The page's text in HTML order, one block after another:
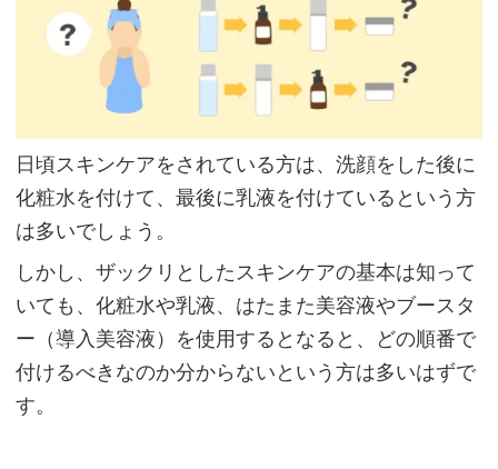
日頃スキンケアをされている方は、洗顔をした後に
化粧水を付けて、最後に乳液を付けているという方
は多いでしょう。
しかし、ザックリとしたスキンケアの基本は知って
いても、化粧水や乳液、はたまた美容液やブースタ
ー（導入美容液）を使用するとなると、どの順番で
付けるべきなのか分からないという方は多いはずで
す。